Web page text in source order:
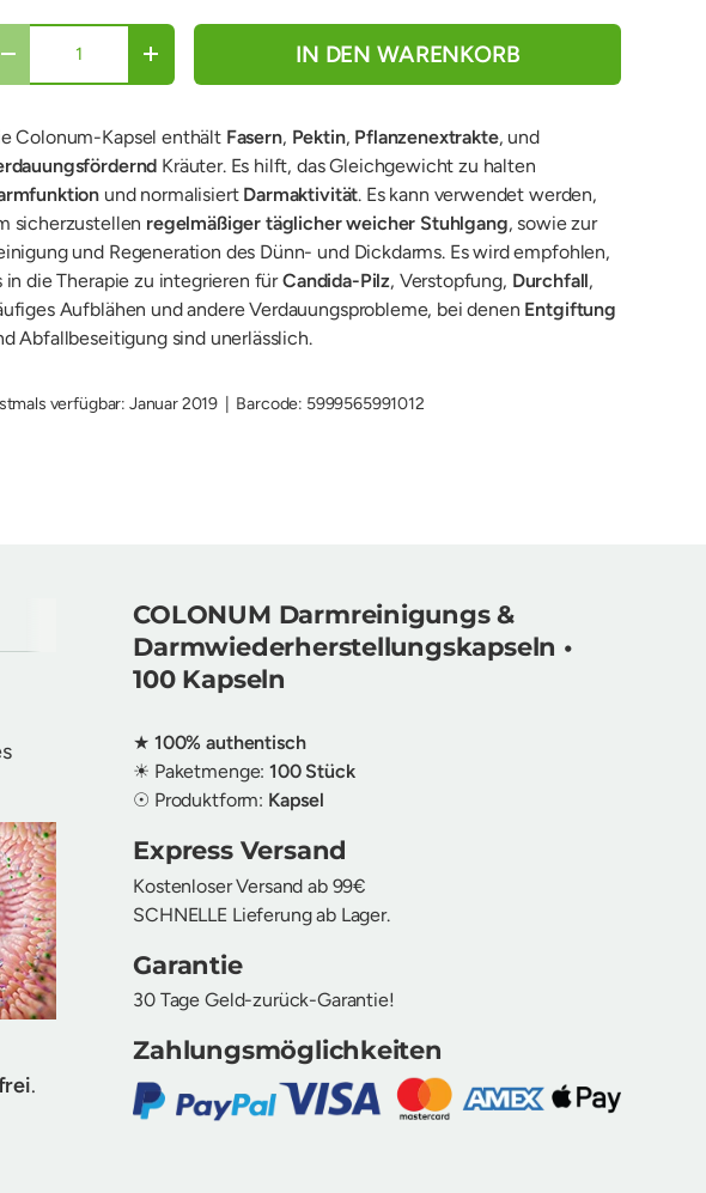
laden
in Galerieansicht laden
Bild 8 in Galerieansicht laden
Bild 9 in Galerieansicht laden
Bild 10 in Galerieansicht laden
Bild 11 in Galerieansicht laden
+ IN DEN WARENKORB
Colonum-Kapsel enthält Fasern, Pektin, Pflanzenextrakte, und
Kräuter. Es hilft, das Gleichgewicht zu halten
und normalisiert Darmaktivität. Es kann verwendet werden,
sicherzustellen regelmäßiger täglicher weicher Stuhlgang, sowie zur
und Regeneration des Dünn- und Dickdarms. Es wird empfohlen,
in die Therapie zu integrieren fürCandida-Pilz, Verstopfung, Durchfall,
Aufblähen und andere Verdauungsprobleme, bei denen Entgiftung
Abfallbeseitigung sind unerlässlich.
verfügbar: Januar 2019 Barcode: 5999565991012
COLONUM Darmreinigungs &
Darmwiederherstellungskapseln •
100 Kapseln
★ 100% authentisch
☀ Paketmenge:100 Stück
☉ Produktform: Kapsel
Express Versand
Kostenloser Versand ab 99€
SCHNELLE Lieferung ab Lager.
Garantie
30 Tage Geld-zurück-Garantie!
Zahlungsmöglichkeiten
.